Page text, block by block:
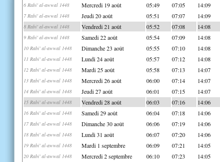
6 Rabi' al-awwal 1448 Mercredi 19 août 05:49 07:05 14:09
7 Rabi' al-awwal 1448 Jeudi 20 août 05:51 07:07 14:09
8 Rabi' al-awwal 1448 Vendredi 21 août 05:52 07:08 14:08
9 Rabi' al-awwal 1448 Samedi 22 août 05:54 07:09 14:08
10 Rabi' al-awwal 1448 Dimanche 23 août 05:55 07:10 14:08
11 Rabi' al-awwal 1448 Lundi 24 août 05:57 07:12 14:08
12 Rabi' al-awwal 1448 Mardi 25 août 05:58 07:13 14:07
13 Rabi' al-awwal 1448 Mercredi 26 août 06:00 07:14 14:07
14 Rabi' al-awwal 1448 Jeudi 27 août 06:01 07:15 14:07
15 Rabi' al-awwal 1448 Vendredi 28 août 06:03 07:16 14:06
16 Rabi' al-awwal 1448 Samedi 29 août 06:04 07:18 14:06
17 Rabi' al-awwal 1448 Dimanche 30 août 06:06 07:19 14:06
18 Rabi' al-awwal 1448 Lundi 31 août 06:07 07:20 14:06
19 Rabi' al-awwal 1448 Mardi 1 septembre 06:09 07:21 14:05
20 Rabi' al-awwal 1448 Mercredi 2 septembre 06:10 07:23 14:05